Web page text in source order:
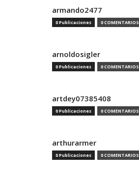
armando2477
0 Publicaciones 0 COMENTARIOS
arnoldosigler
0 Publicaciones 0 COMENTARIOS
artdey07385408
0 Publicaciones 0 COMENTARIOS
arthurarmer
0 Publicaciones 0 COMENTARIOS